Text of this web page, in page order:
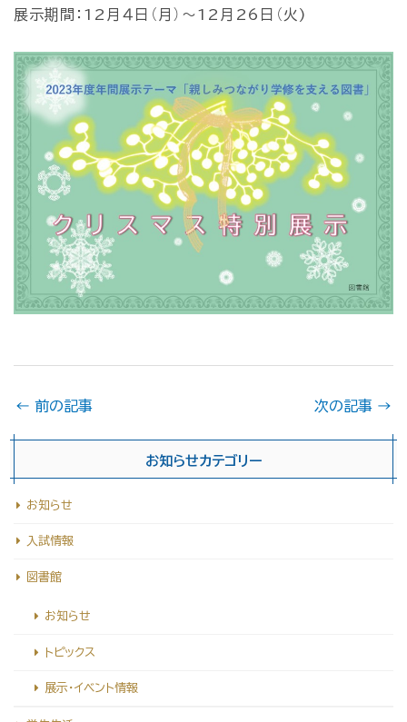
展示期間：12月４日（月）～12月26日（火)
← 前の記事 次の記事 →
お知らせカテゴリー
お知らせ
入試情報
図書館
お知らせ
トピックス
展示・イベント情報